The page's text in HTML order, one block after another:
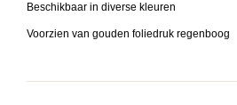
Beschikbaar in diverse kleuren
Voorzien van gouden foliedruk regenboog